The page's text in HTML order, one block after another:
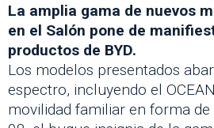
La amplia gama de nuevos
en el Salón pone de
productos de BYD.
Los modelos presentados
espectro, incluyendo el
movilidad familiar en forma de